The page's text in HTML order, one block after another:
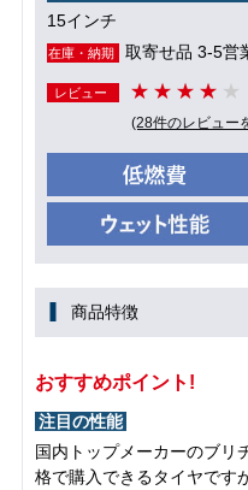
15インチ
在庫・納期 取寄せ品 3-5営
レビュー
(28件のレビュー
商品特徴
おすすめポイント!
注目の性能
国内トップメーカーのブリ
格で購入できるタイヤです